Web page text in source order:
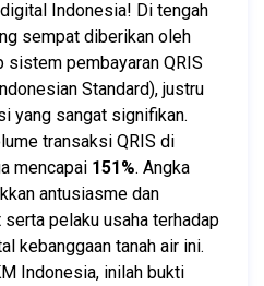
Indonesia! Di tengah
sempat diberikan oleh
sistem pembayaran QRIS
Standard), justru
yang sangat signifikan.
transaksi QRIS di
mencapai 151%. Angka
antusiasme dan
pelaku usaha terhadap
kebanggaan tanah air ini.
Indonesia, inilah bukti